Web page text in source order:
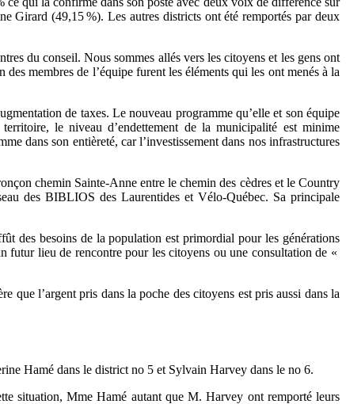
Girard (49,15 %). Les autres districts ont été remportés par deux
du conseil. Nous sommes allés vers les citoyens et les gens ont
membres de l’équipe furent les éléments qui les ont menés à la
de taxes. Le nouveau programme qu’elle et son équipe
le niveau d’endettement de la municipalité est minime
dans son entièreté, car l’investissement dans nos infrastructures
chemin Sainte-Anne entre le chemin des cèdres et le Country
des BIBLIOS des Laurentides et Vélo-Québec. Sa principale
des besoins de la population est primordial pour les générations
futur lieu de rencontre pour les citoyens ou une consultation de «
que l’argent pris dans la poche des citoyens est pris aussi dans la
Hamé dans le district no 5 et Sylvain Harvey dans le no 6.
situation, Mme Hamé autant que M. Harvey ont remporté leurs